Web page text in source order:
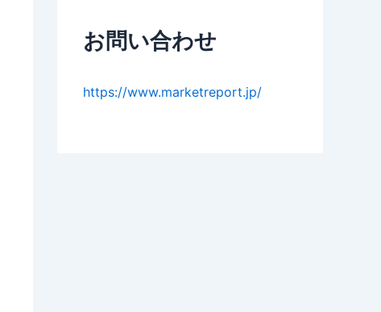
お問い合わせ
https://www.marketreport.jp/